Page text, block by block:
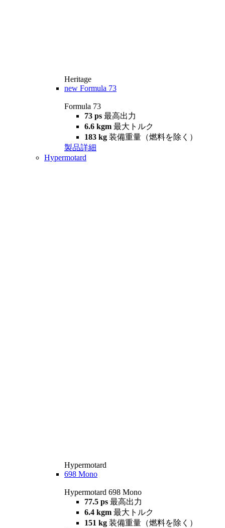
Heritage
new Formula 73
Formula 73
73 ps 最高出力
6.6 kgm 最大トルク
183 kg 装備重量（燃料を除く）
製品詳細
Hypermotard
Hypermotard
698 Mono
Hypermotard 698 Mono
77.5 ps 最高出力
6.4 kgm 最大トルク
151 kg 装備重量（燃料を除く）